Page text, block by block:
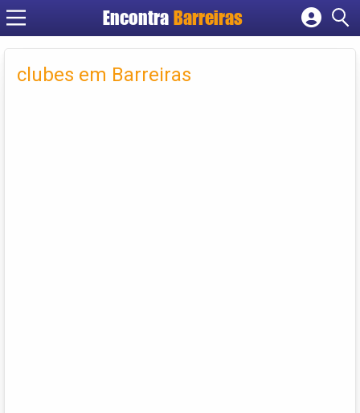
EncontraBarreiras
Cadastrar empresa
Criar conta
clubes em Barreiras